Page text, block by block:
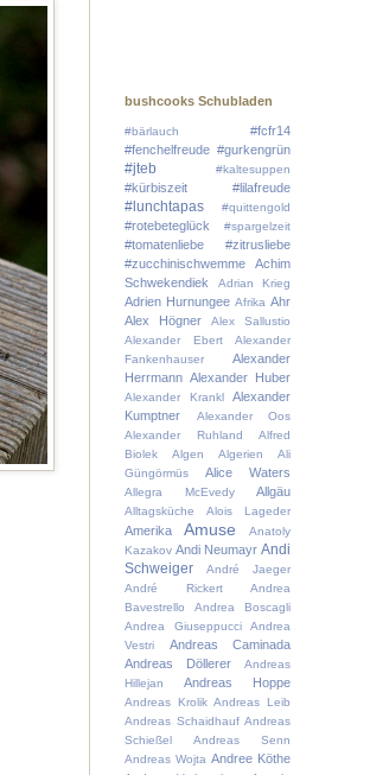
bushcooks Schubladen
#bärlauch
#fcfr14
#fenchelfreude #gurkengrün
#jteb #kaltesuppen
#kürbiszeit #lilafreude
#lunchtapas #quittengold
#rotebeteglück #spargelzeit
#tomatenliebe
#zitrusliebe
#zucchinischwemme
Achim
Schwekendiek
Adrian Krieg
Adrien Hurnungee Afrika Ahr
Alex Högner
Alex Sallustio
Alexander Ebert
Alexander
Fankenhauser
Alexander
Herrmann Alexander Huber
Alexander Krankl
Alexander
Kumptner
Alexander Oos
Alexander Ruhland
Alfred
Biolek
Algen Algerien
Ali
Güngörmüs
Alice Waters
Allegra McEvedy Allgäu
Alltagsküche Alois Lageder
Amerika Amuse
Anatoly
Kazakov Andi Neumayr Andi
Schweiger
André Jaeger
André Rickert
Andrea
Bavestrello
Andrea Boscagli
Andrea Giuseppucci
Andrea
Vestri
Andreas Caminada
Andreas Döllerer
Andreas
Hillejan
Andreas Hoppe
Andreas Krolik Andreas Leib
Andreas Schaidhauf Andreas
Schießel
Andreas Senn
Andreas Wojta Andree Köthe